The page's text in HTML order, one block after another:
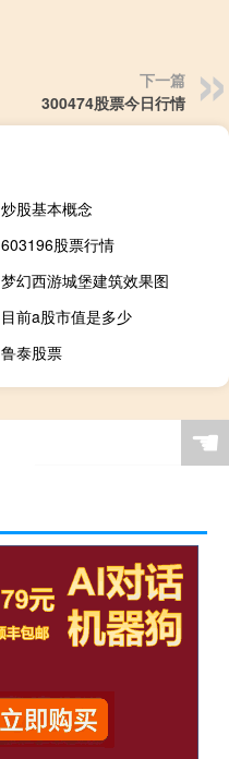
下一篇
300474股票今日行情
炒股基本概念
603196股票行情
梦幻西游城堡建筑效果图
目前a股市值是多少
鲁泰股票
☚